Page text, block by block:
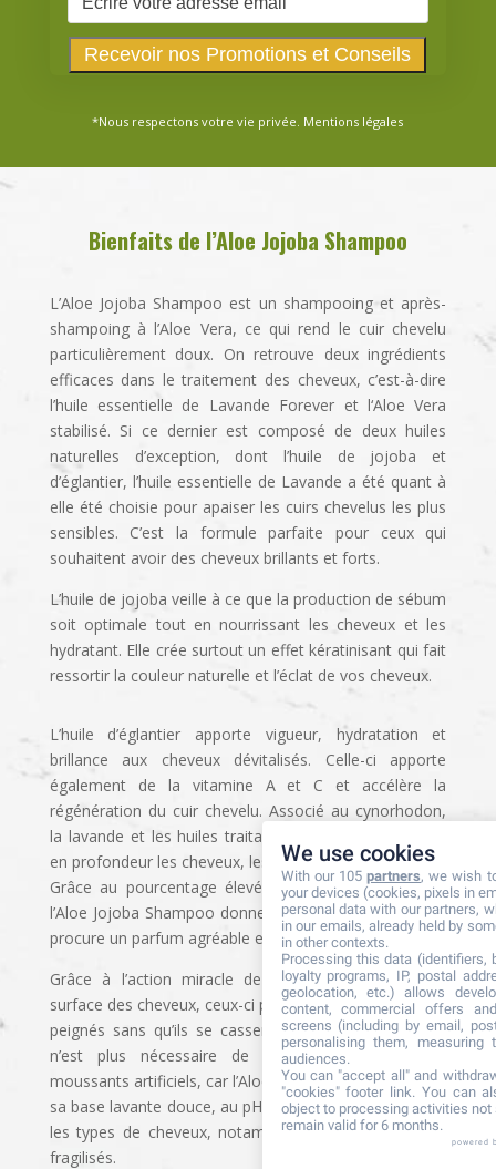
*Nous respectons votre vie privée. Mentions légales
Bienfaits de l’Aloe Jojoba Shampoo
L’Aloe Jojoba Shampoo est un shampooing et après-
shampoing à l’Aloe Vera, ce qui rend le cuir chevelu
particulièrement doux. On retrouve deux ingrédients
efficaces dans le traitement des cheveux, c’est-à-dire
l’huile essentielle de Lavande Forever et l‘Aloe Vera
stabilisé. Si ce dernier est composé de deux huiles
naturelles d’exception, dont l’huile de jojoba et
d’églantier, l’huile essentielle de Lavande a été quant à
elle été choisie pour apaiser les cuirs chevelus les plus
sensibles. C’est la formule parfaite pour ceux qui
souhaitent avoir des cheveux brillants et forts.
L’huile de jojoba veille à ce que la production de sébum
soit optimale tout en nourrissant les cheveux et les
hydratant. Elle crée surtout un effet kératinisant qui fait
ressortir la couleur naturelle et l’éclat de vos cheveux.
L’huile d’églantier apporte vigueur, hydratation et
brillance aux cheveux dévitalisés. Celle-ci apporte
également de la vitamine A et C et accélère la
régénération du cuir chevelu. Associé au cynorhodon,
la lavande et les huiles traitantes du jojoba hydratent
en profondeur les cheveux, les nourries et les fortifient.
Grâce au pourcentage élevé de gel pur d’Aloe Vera,
l’Aloe Jojoba Shampoo donne du volume aux cheveux,
procure un parfum agréable et régénère le cuir chevelu.
Grâce à l’action miracle de l’Aloe vera qui lisse la
surface des cheveux, ceux-ci peuvent tout de suite être
peignés sans qu’ils se cassent. Grâce à ce produit, il
n’est plus nécessaire de recourir à des agents
moussants artificiels, car l’Aloe vera en produit. Grâce à
sa base lavante douce, au pH neutre, il convient à tous
les types de cheveux, notamment aux cuirs chevelus
fragilisés.
We use cookies
With our 105partners, we wish
your devices (cookies, pixels in
personal data with our partners,
in our emails, already held by
in other contexts.
Processing this data (identifiers,
loyalty programs, IP, postal
geolocation, etc.) allows
content, commercial offers
screens (including by email,
personalising them, measuring
audiences.
You can "accept all" and
"cookies" footer link. You can
object to processing activities
remain valid for 6 months.
powered